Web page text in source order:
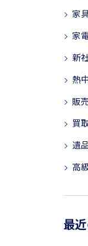
家
家
新
熱
販売
買
遺
高
最